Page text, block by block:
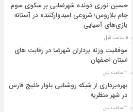
حسین نوری دونده شهرضایی بر سکوی سوم
جام بلاروس؛ شروعی امیدوارکننده در آستانه
بازی‌های آسیایی
11 ساعت قبل
موفقیت وزنه برداران شهرضا در رقابت های
استان اصفهان
12 ساعت قبل
بهره‌برداری از شبکه روشنایی بلوار خلیج فارس
در شهر منظریه
12 ساعت قبل